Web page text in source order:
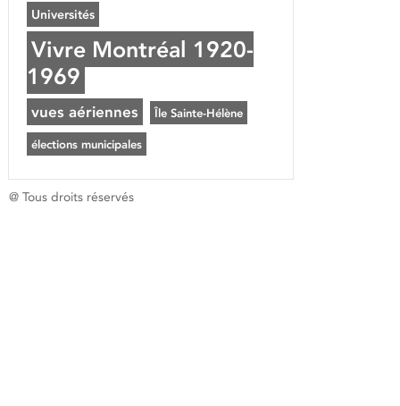
Universités
Vivre Montréal 1920-
1969
vues aériennes Île Sainte-Hélène
élections municipales
@ Tous droits réservés